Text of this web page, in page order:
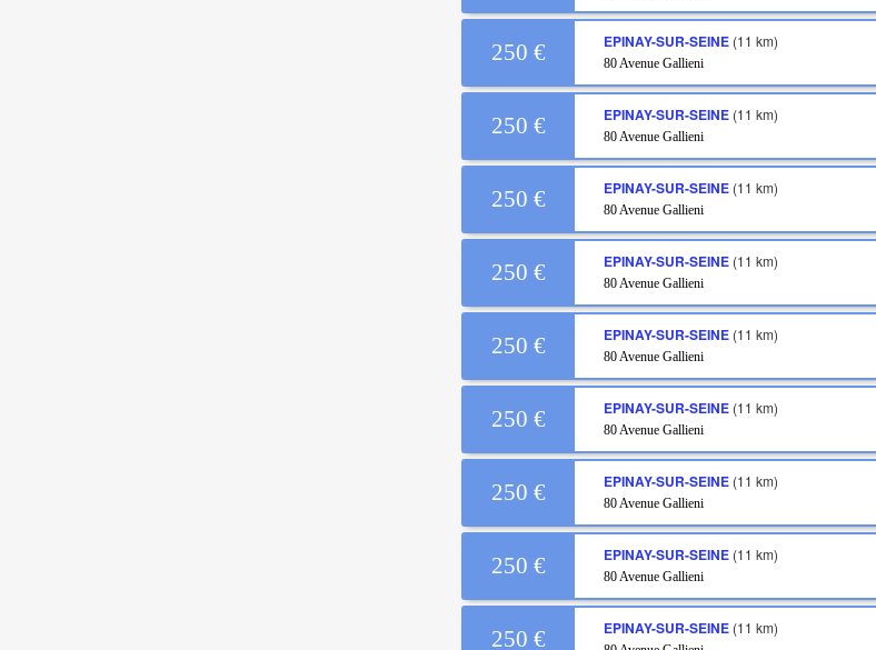
250 € EPINAY-SUR-SEINE(11 km)
80 Avenue Gallieni
250 € EPINAY-SUR-SEINE(11 km)
80 Avenue Gallieni
250 € EPINAY-SUR-SEINE(11 km)
80 Avenue Gallieni
250 € EPINAY-SUR-SEINE(11 km)
80 Avenue Gallieni
250 € EPINAY-SUR-SEINE(11 km)
80 Avenue Gallieni
250 € EPINAY-SUR-SEINE(11 km)
80 Avenue Gallieni
250 € EPINAY-SUR-SEINE(11 km)
80 Avenue Gallieni
250 € EPINAY-SUR-SEINE(11 km)
80 Avenue Gallieni
250 € EPINAY-SUR-SEINE(11 km)